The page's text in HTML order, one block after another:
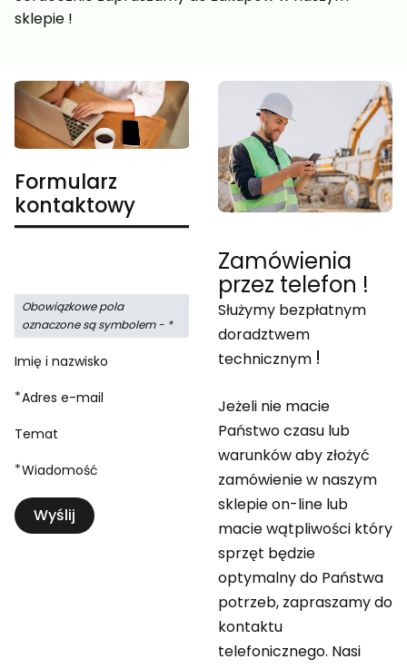
sklepie !
Formularz
kontaktowy
Obowiązkowe pola
oznaczone są symbolem - *
Imię i nazwisko
*Adres e-mail
Temat
*Wiadomość
Wyślij
Zamówienia
przez telefon !
Służymy bezpłatnym
doradztwem
technicznym !
Jeżeli nie macie
Państwo czasu lub
warunków aby złożyć
zamówienie w naszym
sklepie on-line lub
macie wątpliwości który
sprzęt będzie
optymalny do Państwa
potrzeb, zapraszamy do
kontaktu
telefonicznego. Nasi